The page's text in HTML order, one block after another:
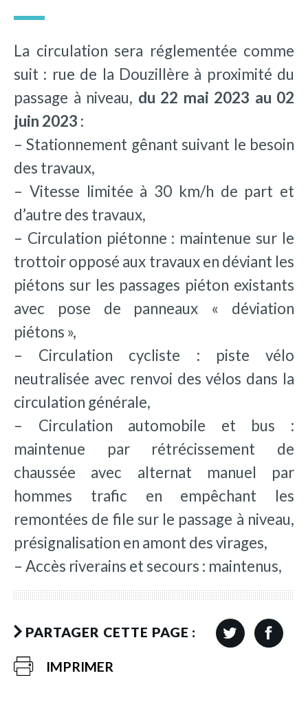
La circulation sera réglementée comme
suit : rue de la Douzillère à proximité du
passage à niveau, du 22 mai 2023 au 02
juin 2023 :
– Stationnement gênant suivant le besoin
des travaux,
– Vitesse limitée à 30 km/h de part et
d’autre des travaux,
– Circulation piétonne : maintenue sur le
trottoir opposé aux travaux en déviant les
piétons sur les passages piéton existants
avec pose de panneaux « déviation
piétons »,
– Circulation cycliste : piste vélo
neutralisée avec renvoi des vélos dans la
circulation générale,
– Circulation automobile et bus :
maintenue par rétrécissement de
chaussée avec alternat manuel par
hommes trafic en empêchant les
remontées de file sur le passage à niveau,
présignalisation en amont des virages,
– Accès riverains et secours : maintenus,
PARTAGER CETTE PAGE :
IMPRIMER